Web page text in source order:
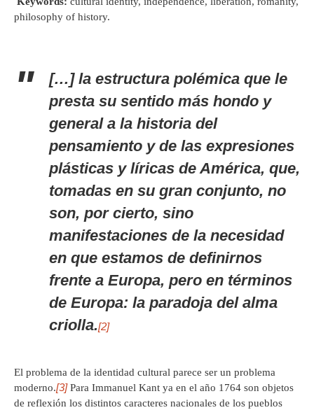
philosophy of history.
[…] la estructura polémica que le
presta su sentido más hondo y
general a la historia del
pensamiento y de las expresiones
plásticas y líricas de América, que,
tomadas en su gran conjunto, no
son, por cierto, sino
manifestaciones de la necesidad
en que estamos de definirnos
frente a Europa, pero en términos
de Europa: la paradoja del alma
criolla.[2]
El problema de la identidad cultural parece ser un problema
moderno.[3]Para Immanuel Kant ya en el año 1764 son objetos
de reflexión los distintos caracteres nacionales de los pueblos